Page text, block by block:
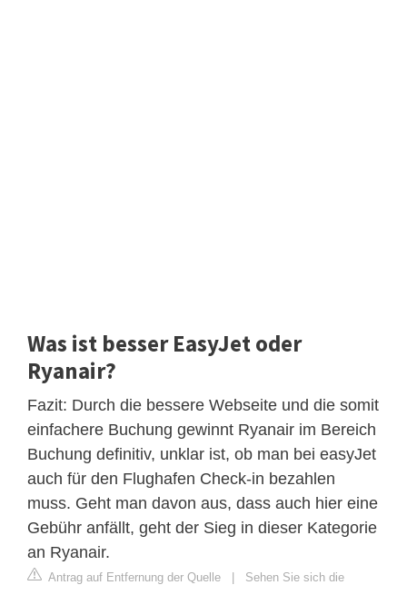
Was ist besser EasyJet oder
Ryanair?
Fazit: Durch die bessere Webseite und die somit
einfachere Buchung gewinnt Ryanair im Bereich
Buchung definitiv, unklar ist, ob man bei easyJet
auch für den Flughafen Check-in bezahlen
muss. Geht man davon aus, dass auch hier eine
Gebühr anfällt, geht der Sieg in dieser Kategorie
an Ryanair.
Antrag auf Entfernung der Quelle | Sehen Sie sich die